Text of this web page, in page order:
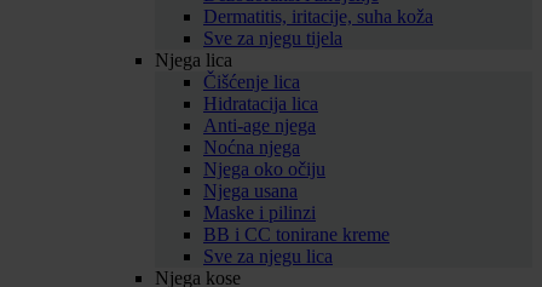
Dermatitis, iritacije, suha koža
Sve za njegu tijela
Njega lica
Čišćenje lica
Hidratacija lica
Anti-age njega
Noćna njega
Njega oko očiju
Njega usana
Maske i pilinzi
BB i CC tonirane kreme
Sve za njegu lica
Njega kose